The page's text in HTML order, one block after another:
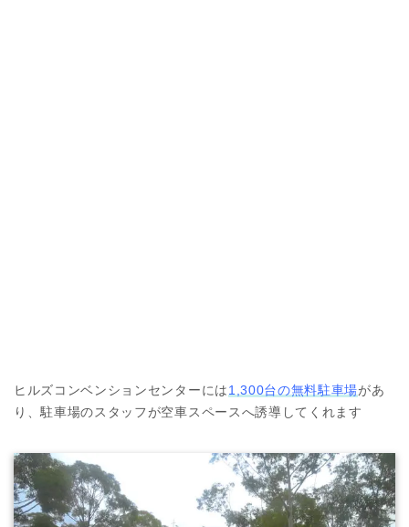
ヒルズコンベンションセンターには 1,300台の無料駐車場があ
り、駐車場のスタッフが空車スペースへ誘導してくれます